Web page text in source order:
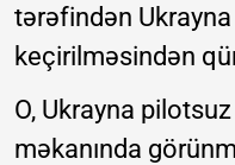
tərəfindən
keçirilməsindən
O, Ukrayna
məkanında